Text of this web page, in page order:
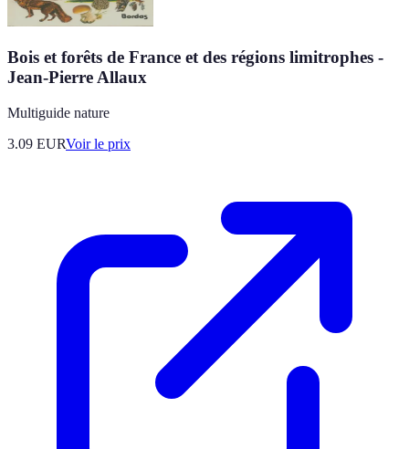
Bois et forêts de France et des régions limitrophes -
Jean-Pierre Allaux
Multiguide nature
3.09 EURVoir le prix